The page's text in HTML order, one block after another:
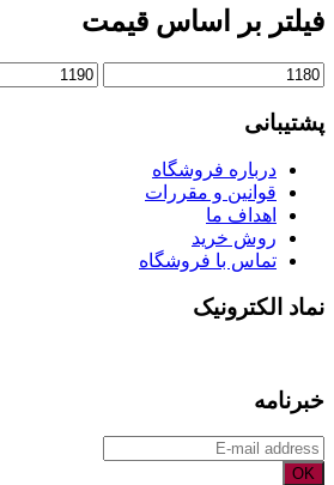
فیلتر بر اساس قیمت
حداقل
حداكثر
پشتیبانی
درباره فروشگاه
قوانین و مقررات
اهداف ما
روش خرید
تماس با فروشگاه
نماد الکترونیک
خبرنامه
OK